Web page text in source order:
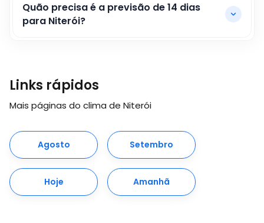
Quão precisa é a previsão de 14 dias
para Niterói?
Links rápidos
Mais páginas do clima de Niterói
Agosto Setembro
Hoje Amanhã